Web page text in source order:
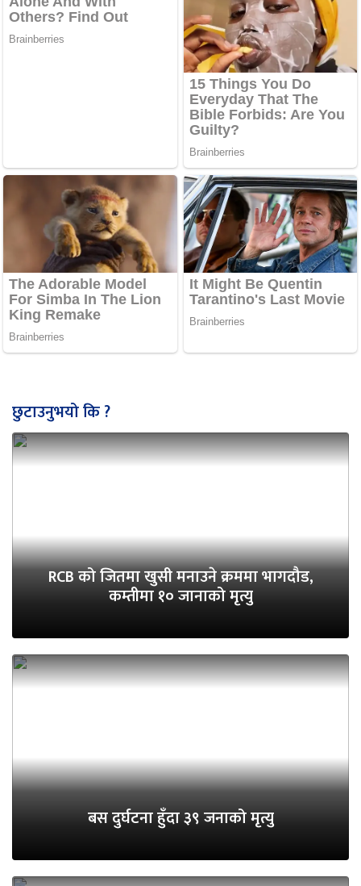
छुटाउनुभयो कि ?
RCB को जितमा खुसी मनाउने क्रममा भागदौड,
कम्तीमा १० जानाको मृत्यु
बस दुर्घटना हुँदा ३९ जनाको मृत्यु